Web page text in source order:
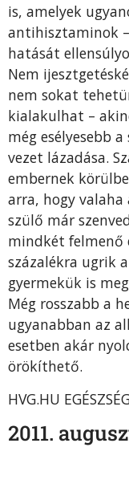
is, amelyek
antihisztaminok
hatását
Nem
nem sokat
kialakulhat –
még esélyesebb a
vezet lázadása.
embernek
arra, hogy valaha
szülő már
mindkét felmenő
százalékra ugrik
gyermekük is
Még rosszabb a
ugyanabban az
esetben akár
örökíthető.
HVG.HU
2011.